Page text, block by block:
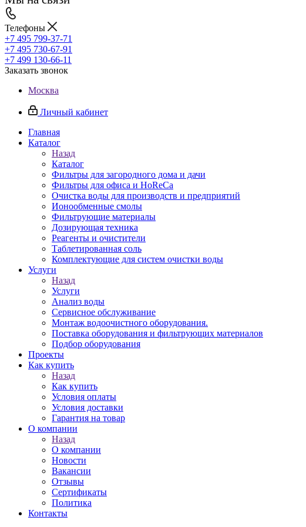
Телефоны
+7 495 799-37-71
+7 495 730-67-91
+7 499 130-66-11
Заказать звонок
Москва
Личный кабинет
Главная
Каталог
Назад
Каталог
Фильтры для загородного дома и дачи
Фильтры для офиса и HoReCa
Очистка воды для производств и предприятий
Ионообменные смолы
Фильтрующие материалы
Дозирующая техника
Реагенты и очистители
Таблетированная соль
Комплектующие для систем очистки воды
Услуги
Назад
Услуги
Анализ воды
Сервисное обслуживание
Монтаж водоочистного оборудования.
Поставка оборудования и фильтрующих материалов
Подбор оборудования
Проекты
Как купить
Назад
Как купить
Условия оплаты
Условия доставки
Гарантия на товар
О компании
Назад
О компании
Новости
Вакансии
Отзывы
Сертификаты
Политика
Контакты